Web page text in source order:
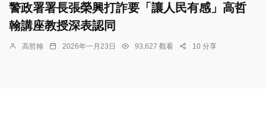
警政署署長張榮興打詐要「讓人民有感」高哲
翰講座教授深表認同
高哲翰 2026年一月23日 93,627 觀看 10 分享